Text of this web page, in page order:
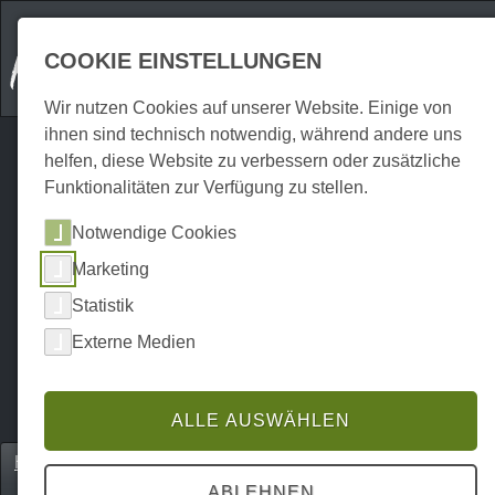
Home Erkunden
UNESCO Welterbestätten
COOKIE EINSTELLUNGEN
Wir nutzen Cookies auf unserer Website. Einige von
ihnen sind technisch notwendig, während andere uns
helfen, diese Website zu verbessern oder zusätzliche
Funktionalitäten zur Verfügung zu stellen.
Notwendige Cookies
Marketing
Statistik
Externe Medien
ALLE AUSWÄHLEN